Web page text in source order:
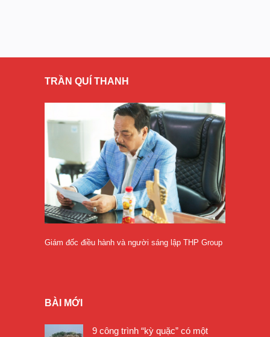
TRẦN QUÍ THANH
Giám đốc điều hành và người sáng lập THP Group
BÀI MỚI
9 công trình “kỳ quặc” có một